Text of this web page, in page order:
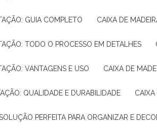
GUIA COMPLETO CAIXA DE
TODO O PROCESSO EM DETALHES
VANTAGENS E USO CAIXA DE
QUALIDADE E DURABILIDADE
PERFEITA PARA ORGANIZAR E